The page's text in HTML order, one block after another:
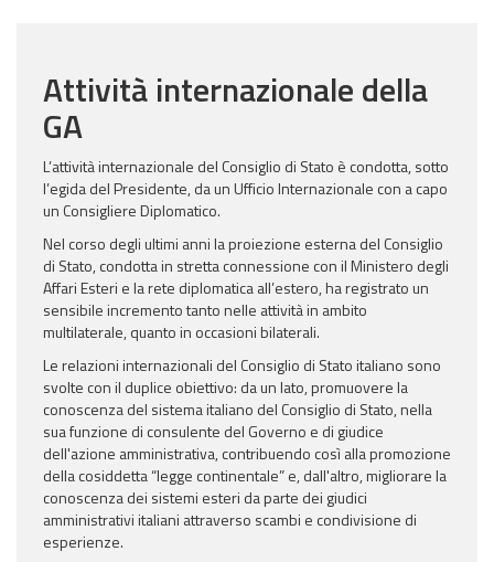
Bilaterali
Attività internazionale della
GA
L’attività internazionale del Consiglio di Stato è condotta, sotto
l’egida del Presidente, da un Ufficio Internazionale con a capo
un Consigliere Diplomatico.
Nel corso degli ultimi anni la proiezione esterna del Consiglio
di Stato, condotta in stretta connessione con il Ministero degli
Affari Esteri e la rete diplomatica all’estero, ha registrato un
sensibile incremento tanto nelle attività in ambito
multilaterale, quanto in occasioni bilaterali.
Le relazioni internazionali del Consiglio di Stato italiano sono
svolte con il duplice obiettivo: da un lato, promuovere la
conoscenza del sistema italiano del Consiglio di Stato, nella
sua funzione di consulente del Governo e di giudice
dell'azione amministrativa, contribuendo così alla promozione
della cosiddetta “legge continentale” e, dall'altro, migliorare la
conoscenza dei sistemi esteri da parte dei giudici
amministrativi italiani attraverso scambi e condivisione di
esperienze.